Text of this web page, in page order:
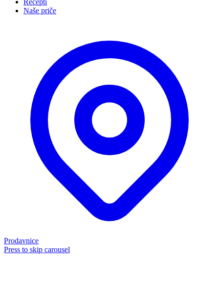
Recepti
Naše priče
Prodavnice
Press to skip carousel